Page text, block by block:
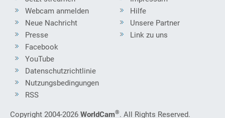
Webcam anmelden
Neue Nachricht
Presse
Hilfe
Unsere Partner
Link zu uns
Facebook
YouTube
Datenschutzrichtlinie
Nutzungsbedingungen
RSS
Copyright 2004-2026 WorldCam®. All Rights Reserved.